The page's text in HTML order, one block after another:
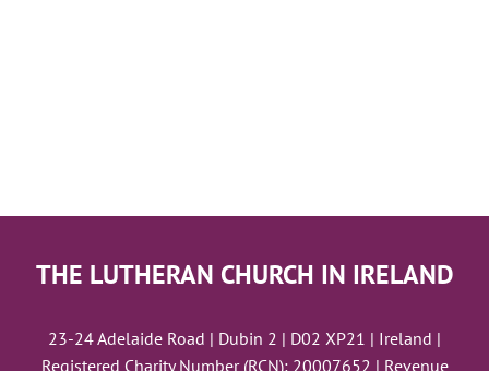
THE LUTHERAN CHURCH IN IRELAND
23-24 Adelaide Road | Dubin 2 | D02 XP21 | Ireland |
Registered Charity Number (RCN): 20007652 | Revenue